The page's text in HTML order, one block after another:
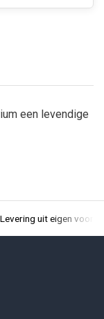
een levendige
Levering uit eigen